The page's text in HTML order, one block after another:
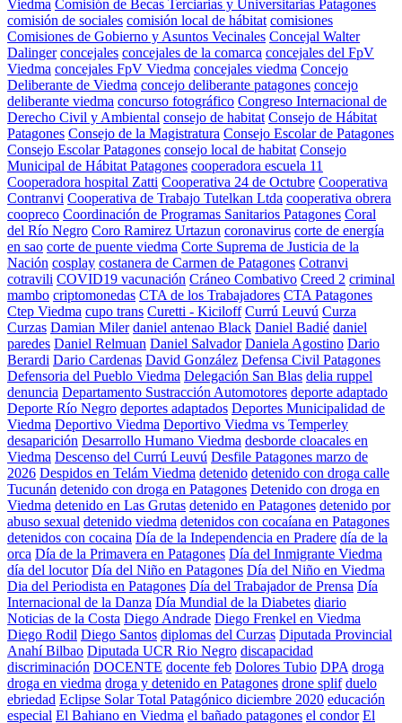
Viedma Comisión de Becas Terciarias y Universitarias Patagones
comisión de sociales comisión local de hábitat comisiones
Comisiones de Gobierno y Asuntos Vecinales Concejal Walter
Dalinger concejales concejales de la comarca concejales del FpV
Viedma concejales FpV Viedma concejales viedma Concejo
Deliberante de Viedma concejo deliberante patagones concejo
deliberante viedma concurso fotográfico Congreso Internacional de
Derecho Civil y Ambiental consejo de habitat Consejo de Hábitat
Patagones Consejo de la Magistratura Consejo Escolar de Patagones
Consejo Escolar Patagones consejo local de habitat Consejo
Municipal de Hábitat Patagones cooperadora escuela 11
Cooperadora hospital Zatti Cooperativa 24 de Octubre Cooperativa
Contranvi Cooperativa de Trabajo Tutelkan Ltda cooperativa obrera
coopreco Coordinación de Programas Sanitarios Patagones Coral
del Río Negro Coro Ramirez Urtazun coronavirus corte de energía
en sao corte de puente viedma Corte Suprema de Justicia de la
Nación cosplay costanera de Carmen de Patagones Cotranvi
cotravili COVID19 vacunación Cráneo Combativo Creed 2 criminal
mambo criptomonedas CTA de los Trabajadores CTA Patagones
Ctep Viedma cupo trans Curetti - Kiciloff Currú Leuvú Curza
Curzas Damian Miler daniel antenao Black Daniel Badié daniel
paredes Daniel Relmuan Daniel Salvador Daniela Agostino Dario
Berardi Dario Cardenas David González Defensa Civil Patagones
Defensoria del Pueblo Viedma Delegación San Blas delia ruppel
denuncia Departamento Sustracción Automotores deporte adaptado
Deporte Río Negro deportes adaptados Deportes Municipalidad de
Viedma Deportivo Viedma Deportivo Viedma vs Temperley
desaparición Desarrollo Humano Viedma desborde cloacales en
Viedma Descenso del Currú Leuvú Desfile Patagones marzo de
2026 Despidos en Telám Viedma detenido detenido con droga calle
Tucunán detenido con droga en Patagones Detenido con droga en
Viedma detenido en Las Grutas detenido en Patagones detenido por
abuso sexual detenido viedma detenidos con cocaíana en Patagones
detenidos con cocaina Día de la Independencia en Pradere día de la
orca Día de la Primavera en Patagones Día del Inmigrante Viedma
día del locutor Día del Niño en Patagones Día del Niño en Viedma
Dia del Periodista en Patagones Día del Trabajador de Prensa Día
Internacional de la Danza Día Mundial de la Diabetes diario
Noticias de la Costa Diego Andrade Diego Frenkel en Viedma
Diego Rodil Diego Santos diplomas del Curzas Diputada Provincial
Anahí Bilbao Diputada UCR Rio Negro discapacidad
discriminación DOCENTE docente feb Dolores Tubio DPA droga
droga en viedma droga y detenido en Patagones drone splif duelo
ebriedad Eclipse Solar Total Patagónico diciembre 2020 educación
especial El Bahiano en Viedma el bañado patagones el condor El